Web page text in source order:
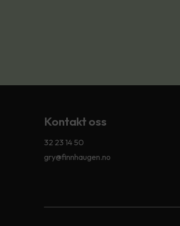
Kontakt oss
32 23 14 50
gry@finnhaugen.no